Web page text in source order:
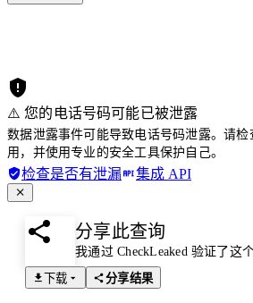
⚠️ 您的电话号码可能已被泄露
数据泄露事件可能导致电话号码泄露。请
用，并使用专业的安全工具保护自己。
检查是否有泄漏 集成 API
分享此查询
我通过 CheckLeaked 验证了这
下载
分享结果